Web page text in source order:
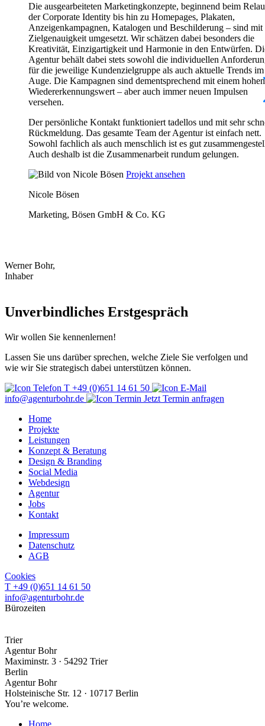
Die ausgearbeiteten Marketingkonzepte, beginnend beim
der Corporate Identity bis hin zu Homepages, Plakaten,
Anzeigenkampagnen, Katalogen und Beschilderung – sind
Zielgenauigkeit umgesetzt. Wir schätzen dabei besonders die
Kreativität, Einzigartigkeit und Harmonie in den Entwürfen.
Agentur behält dabei stets sowohl die individuellen
für die jeweilige Kundenzielgruppe als auch aktuelle Trends im
Auge. Die Kampagnen sind dementsprechend mit einem hohen
Wiedererkennungswert – aber auch immer neuen Impulsen
versehen.
Der persönliche Kontakt funktioniert tadellos und mit sehr
Rückmeldung. Das gesamte Team der Agentur ist einfach nett.
Sowohl fachlich als auch menschlich ist es gut
Auch deshalb ist die Zusammenarbeit rundum gelungen.
Projekt ansehen
Nicole Bösen
Marketing, Bösen GmbH & Co. KG
Werner Bohr,
Inhaber
Unverbindliches Erstgespräch
Wir wollen Sie kennenlernen!
Lassen Sie uns darüber sprechen, welche Ziele Sie verfolgen und
wie wir Sie strategisch dabei unterstützen können.
T +49 (0)651 14 61 50
info@agenturbohr.de
Jetzt Termin anfragen
Home
Projekte
Leistungen
Konzept & Beratung
Design & Branding
Social Media
Webdesign
Agentur
Jobs
Kontakt
Impressum
Datenschutz
AGB
Cookies
T +49 (0)651 14 61 50
info@agenturbohr.de
Bürozeiten
Trier
Agentur Bohr
Maximinstr. 3 · 54292 Trier
Berlin
Agentur Bohr
Holsteinische Str. 12 · 10717 Berlin
You’re welcome.
Home